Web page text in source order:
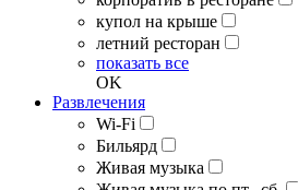
купол на крыше
летний ресторан
показать все
OK
Развлечения
Wi-Fi
Бильярд
Живая музыка